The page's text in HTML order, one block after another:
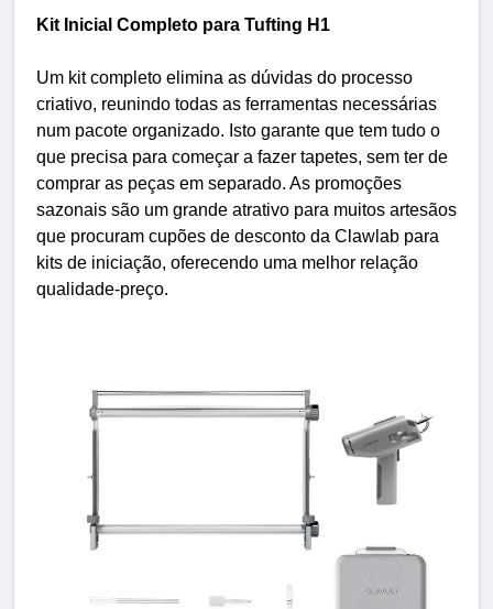
Kit Inicial Completo para Tufting H1
Um kit completo elimina as dúvidas do processo
criativo, reunindo todas as ferramentas necessárias
num pacote organizado. Isto garante que tem tudo o
que precisa para começar a fazer tapetes, sem ter de
comprar as peças em separado. As promoções
sazonais são um grande atrativo para muitos artesãos
que procuram cupões de desconto da Clawlab para
kits de iniciação, oferecendo uma melhor relação
qualidade-preço.